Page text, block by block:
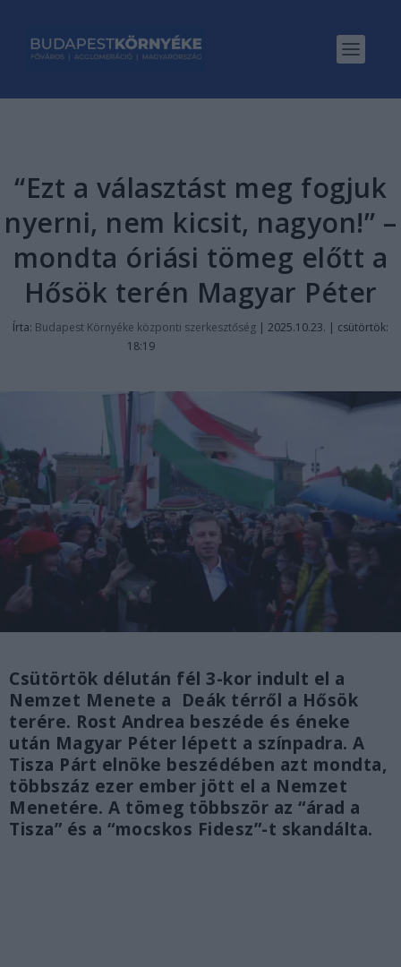
“Ezt a választást meg fogjuk
nyerni, nem kicsit, nagyon!” –
mondta óriási tömeg előtt a
Hősök terén Magyar Péter
Írta: Budapest Környéke központi szerkesztőség | 2025.10.23. | csütörtök:
18:19
Csütörtök délután fél 3-kor indult el a
Nemzet Menete a Deák térről a Hősök
terére. Rost Andrea beszéde és éneke
után Magyar Péter lépett a színpadra. A
Tisza Párt elnöke beszédében azt mondta,
többszáz ezer ember jött el a Nemzet
Menetére. A tömeg többször az “árad a
Tisza” és a “mocskos Fidesz”-t skandálta.